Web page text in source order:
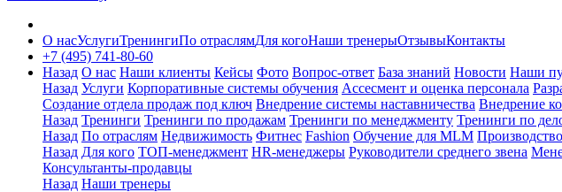
О насУслугиТренингиПо отраслямДля когоНаши тренерыОтзывыКонтакты
+7 (495) 741-80-60
Назад О нас Наши клиенты Кейсы Фото Вопрос-ответ База знаний Новости Наши
Назад Услуги Корпоративные системы обучения Ассесмент и оценка персонала
Создание отдела продаж под ключ Внедрение системы наставничества Внедрение
Назад Тренинги Тренинги по продажам Тренинги по менеджменту Тренинги по
Назад По отраслям Недвижимость Фитнес Fashion Обучение для MLM Производство
Назад Для кого ТОП-менеджмент HR-менеджеры Руководители среднего звена
Консультанты-продавцы
Назад Наши тренеры